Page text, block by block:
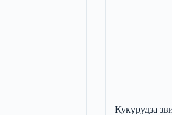
Кукурудза